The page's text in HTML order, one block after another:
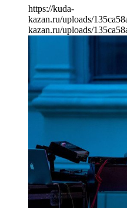
https://kuda-
kazan.ru/uploads/
kazan.ru/uploads/